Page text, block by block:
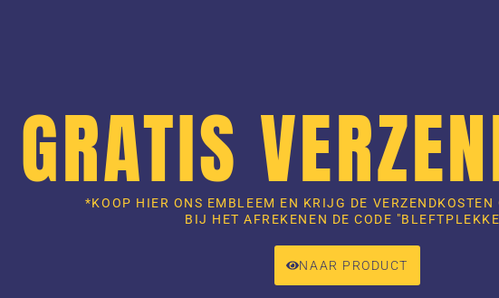
GRATIS
*KOOP HIER ONS EMBLEEM EN KRIJG DE VERZENDKOSTEN
BIJ HET AFREKENEN DE CODE
NAAR PRODUCT